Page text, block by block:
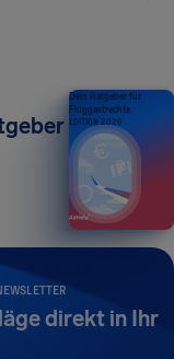
direkt in Ihr
Dein Ratgeber für
Fluggastrechte
EDITION 2026